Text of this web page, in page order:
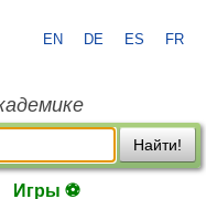
EN DE ES FR
Найти!
Игры ⚽